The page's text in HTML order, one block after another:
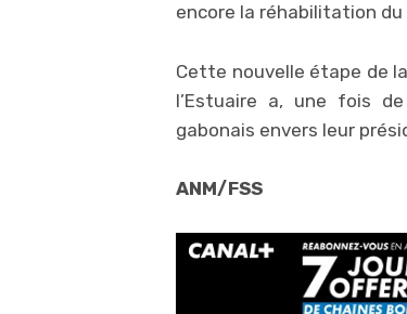
encore la réhabilitation
Cette nouvelle étape de
l’Estuaire a, une fois
gabonais envers leur
ANM/FSS